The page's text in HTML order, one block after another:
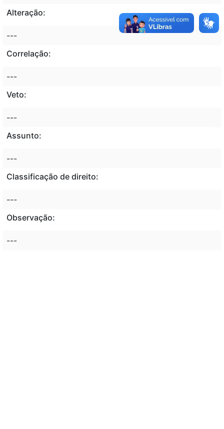
Alteração:
---
Correlação:
---
Veto:
---
Assunto:
---
Classificação de direito:
---
Observação:
---